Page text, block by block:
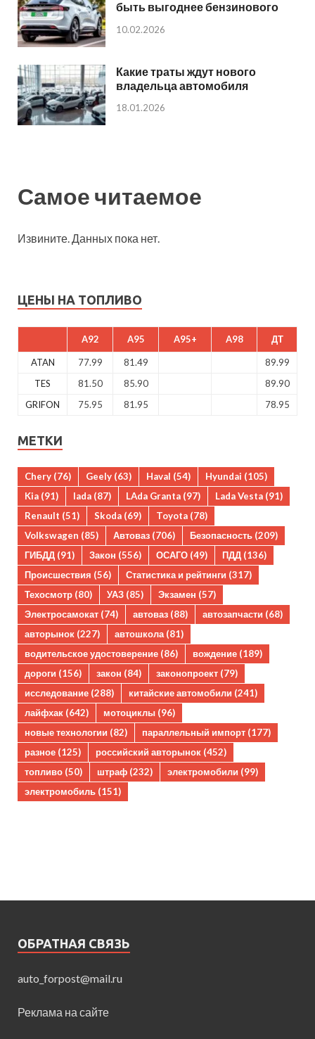
быть выгоднее бензинового
10.02.2026
Какие траты ждут нового
владельца автомобиля
18.01.2026
Самое читаемое
Извините. Данных пока нет.
ЦЕНЫ НА ТОПЛИВО
A92 A95 A95+ A98 ДТ
ATAN 77.99 81.49
89.99
TES
81.50 85.90
89.90
GRIFON
75.95 81.95 78.95
МЕТКИ
Chery (76) Geely (63) Haval (54) Hyundai (105)
Kia (91) lada (87) LAda Granta (97) Lada Vesta (91)
Renault (51) Skoda (69) Toyota (78)
Volkswagen (85) Автоваз (706) Безопасность (209)
ГИБДД (91) Закон (556) ОСАГО (49) ПДД (136)
Происшествия (56) Статистика и рейтинги (317)
Техосмотр (80) УАЗ (85) Экзамен (57)
Электросамокат (74) автоваз (88) автозапчасти (68)
авторынок (227) автошкола(81)
водительское удостоверение (86) вождение (189)
дороги (156) закон (84) законопроект (79)
исследование (288) китайские автомобили (241)
лайфхак (642) мотоциклы (96)
новые технологии (82) параллельный импорт (177)
разное (125) российский авторынок (452)
топливо (50) штраф (232) электромобили (99)
электромобиль (151)
ОБРАТНАЯ СВЯЗЬ
auto_forpost@mail.ru
Реклама на сайте